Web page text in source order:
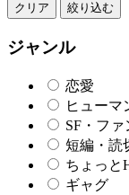
クリア 絞り込む
ジャンル
恋愛
ヒューマ
SF・フ
短編・読
ちょっと
ギャグ